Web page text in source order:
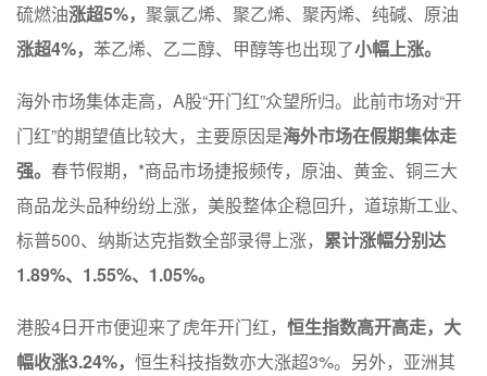
硫燃油涨超5%， 聚氯乙烯、聚乙烯、聚丙烯、纯碱、原油
涨超4%， 苯乙烯、乙二醇、甲醇等也出现了小幅上涨。
海外市场集体走高，A股“开门红”众望所归。此前市场对“开
门红”的期望值比较大，主要原因是海外市场在假期集体走
强。 春节假期，*商品市场捷报频传，原油、黄金、铜三大
商品龙头品种纷纷上涨，美股整体企稳回升，道琼斯工业、
标普500、纳斯达克指数全部录得上涨， 累计涨幅分别达
1.89%、1.55%、1.05%。
港股4日开市便迎来了虎年开门红， 恒生指数高开高走，大
幅收涨3.24%， 恒生科技指数亦大涨超3%。另外，亚洲其